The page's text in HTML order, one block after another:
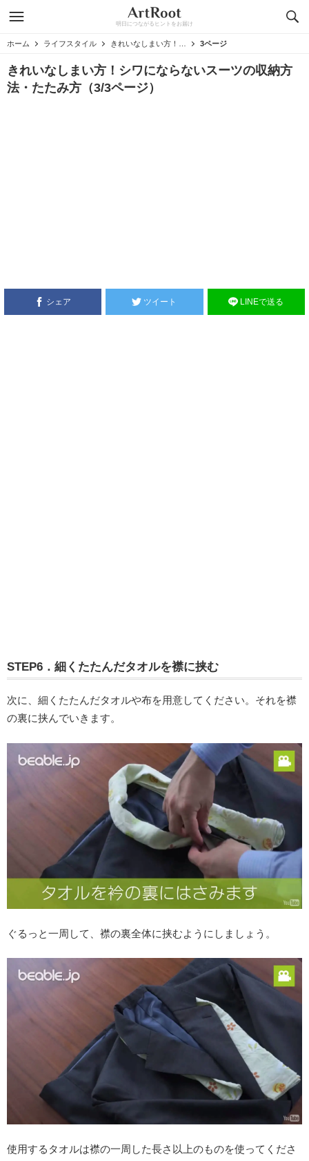
明日につながるヒントをお届け
ホーム ライフスタイル 3ページ
きれいなしまい方！シワにならないスーツの収納方
法・たたみ方（3/3ページ）
シェア ツイート LINEで送る
STEP6．細くたたんだタオルを襟に挟む
次に、細くたたんだタオルや布を用意してください。それを襟
の裏に挟んでいきます。
ぐるっと一周して、襟の裏全体に挟むようにしましょう。
使用するタオルは襟の一周した長さ以上のものを使ってくださ